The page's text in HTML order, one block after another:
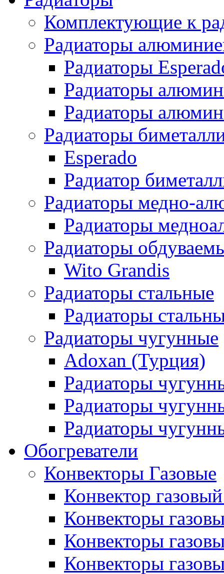
Комплектующие к
Радиаторы
Радиаторы
Радиаторы
Радиаторы
Радиаторы
Esperado
Радиатор
Радиаторы медно-
Радиаторы
Радиаторы
Wito Grandis
Радиаторы стальные
Радиаторы
Радиаторы чугунные
Adoxan (Турция)
Радиаторы
Радиаторы
Радиаторы
Обогреватели
Конвекторы Газовые
Конвектор
Конвекторы
Конвекторы
Конвекторы